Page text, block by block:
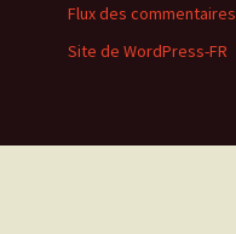
Flux des commentaires
Site de WordPress-FR